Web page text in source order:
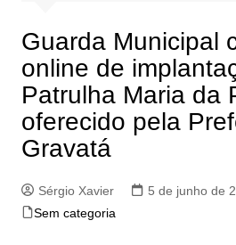
Guarda Municipal
online de
Patrulha Maria da
oferecido pela
Gravatá
Sérgio Xavier
5 de junho de
Sem categoria